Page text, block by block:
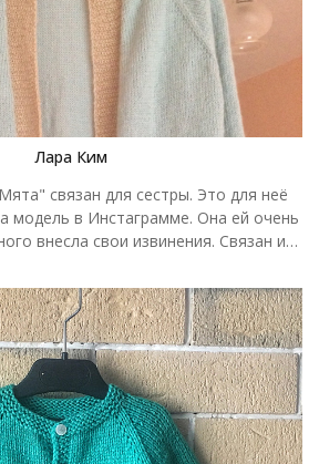
чего-то фактурного, рельефного. Я
таким узором и сделать расчёт было
из пряжи Пехорка "Перспективная"
2,5). На изготовление у меня ушло
около 3-х недель (по вечерам в
Пришлось немного помучиться с
в итоге я решила вообще убрать,
спущенный, благодаря узору линия
Размер изделия 44 (свободного
на Ог 86-90 см, длина 65 см.
Лара Ким
связан для сестры. Это для неё
модель в Инстаграмме. Она ей очень
внесла свои извинения. Связан из
молоком.